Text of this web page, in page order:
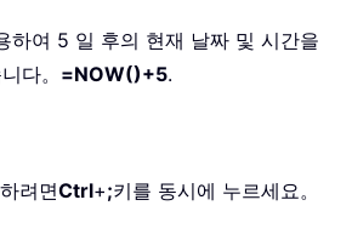
하여 5 일 후의 현재 날짜 및 시간을
다。 =NOW()+5.
려면Ctrl+;키를 동시에 누르세요。